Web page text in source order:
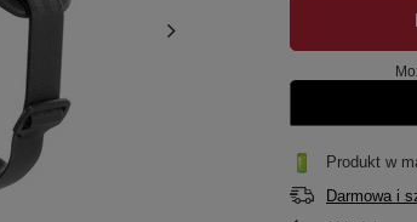
Produkt w
Darmowa i